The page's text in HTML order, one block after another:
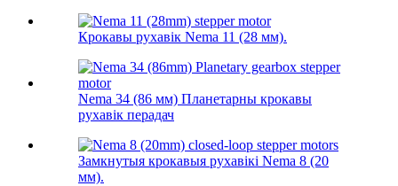
Крокавы рухавік Nema 11 (28 мм).
Nema 34 (86 мм) Планетарны крокавы
рухавік перадач
Замкнутыя крокавыя рухавікі Nema 8 (20
мм).